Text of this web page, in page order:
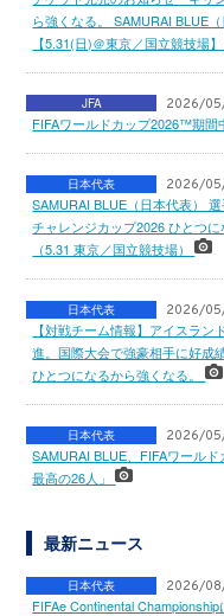
ら強くなる。 SAMURAI BLUE
【5.31(日)＠東京／国立競技場
JFA 2026/
FIFAワールドカップ2026™期
日本代表 2026/
SAMURAI BLUE（日本代表）
チャレンジカップ2026 ひとつ
（5.31 東京／国立競技場）
日本代表 2026/
【対戦チーム情報】アイスラ
進。国際大会で強豪相手に好成
ひとつになるから強くなる。
日本代表 2026/
SAMURAI BLUE、FIFAワール
最高の26人」
最新ニュース
日本代表 2026/
FIFAe Continental